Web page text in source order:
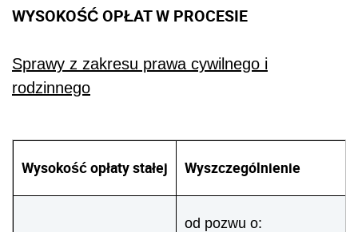
WYSOKOŚĆ OPŁAT W PROCESIE
Sprawy z zakresu prawa cywilnego i
rodzinnego
Wysokość opłaty stałej Wyszczególnienie
od pozwu o: